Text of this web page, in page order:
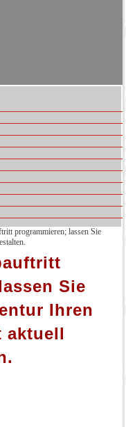
programmieren; lassen Sie
Sie
Ihren
aktuell